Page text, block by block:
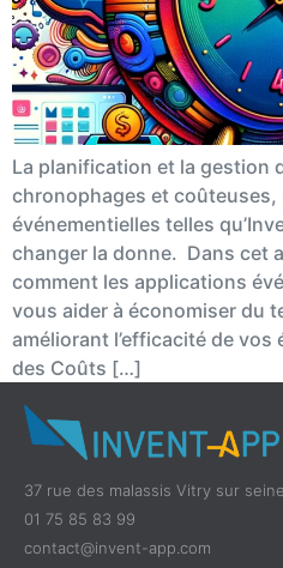
La planification et la gestion
chronophages et coûteuses,
événementielles telles
changer la donne. Dans cet
comment les applications
vous aider à économiser du
améliorant l’efficacité de
des Coûts […]
37 rue des malassis Vitry sur
01 75 85 83 99
contact@invent-app.com